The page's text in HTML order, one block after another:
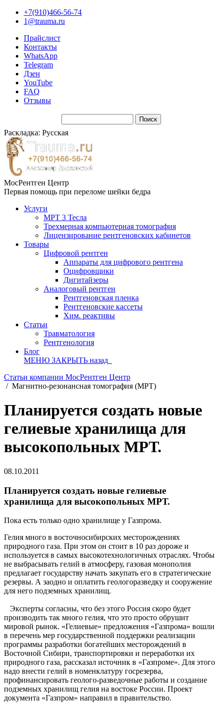
+7(910)466-56-74
1@trauma.ru
Прайслист
Контакты
WhatsApp
Telegram
Дзен
YouTube
FAQ
Отзывы
Раскладка: Русская
МосРентген Центр
Первая помощь при переломе шейки бедра
Услуги
МРТ 3 Тесла
Трехмерная компьютерная томография
Лицензирование рентгеновских кабинетов
Товары
Цифровой рентген
Аппараты для цифрового рентгена
Оцифровщики
Дигитайзеры
Аналоговый рентген
Рентгеновская пленка
Рентгеновские кассеты
Хим. реактивы
Статьи
Травматология
Рентгенология
Блог
МЕНЮ ЗАКРЫТЬ назад
Статьи компании МосРентген Центр
/ Магнитно-резонансная томография (МРТ)
Планируется создать новые
гелиевые хранилища для
высокопольных МРТ.
08.10.2011
Планируется создать новые гелиевые
хранилища для высокопольных МРТ.
Пока есть только одно хранилище у Газпрома.
Гелия много в восточносибирских месторождениях
природного газа. При этом он стоит в 10 раз дороже и
используется в самых высокотехнологичных отраслях. Чтобы
не выбрасывать гелий в атмосферу, газовая монополия
предлагает государству начать закупать его в стратегические
резервы. А заодно и оплатить геологоразведку и сооружение
для него подземных хранилищ.
Эксперты согласны, что без этого Россия скоро будет
производить так много гелия, что это просто обрушит
мировой рынок. «Гелиевые» предложения «Газпрома» вошли
в перечень мер государственной поддержки реализации
программы разработки богатейших месторождений в
Восточной Сибири, транспортировки и переработки их
природного газа, рассказал источник в «Газпроме». Для этого
надо внести гелий в номенклатуру госрезерва,
профинансировать геолого-разведочные работы и создание
подземных хранилищ гелия на востоке России. Проект
документа «Газпром» направил в правительство.